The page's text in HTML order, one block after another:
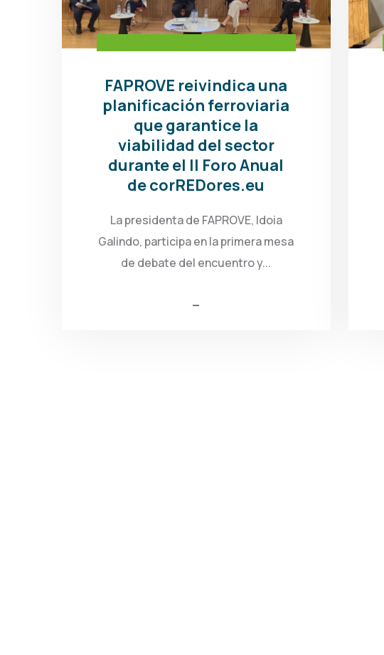
FAPROVE reivindica una
planificación ferroviaria
que garantice la
viabilidad del sector
durante el II Foro Anual
de corREDores.eu
La presidenta de FAPROVE, Idoia
Galindo, participa en la primera mesa
de debate del encuentro y...